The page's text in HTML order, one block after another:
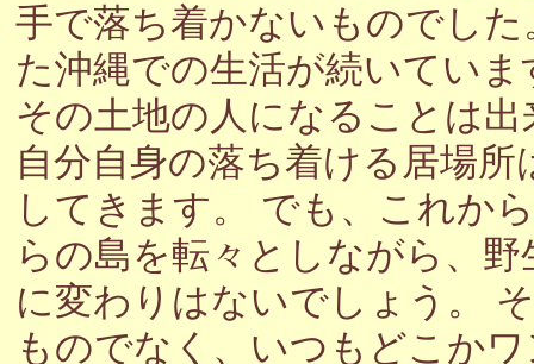
手で落ち着かないものでし
た沖縄での生活が続いてい
その土地の人になることは
自分自身の落ち着ける居場
してきます。 でも、これか
らの島を転々としながら、
に変わりはないでしょう。
ものでなく、いつもどこか